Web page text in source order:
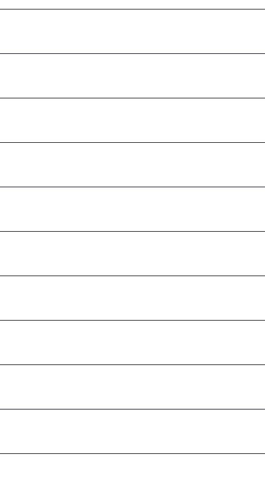
Federazione di Bosnia ed
Dobrich
Pernik
Jihočeský kraj
Ústecký kraj
Larnaka
Primorsko-goranska županija
Tartu maakond
Central Luzon
Occitanie Pays
Tbilisi
Irbid Governorate